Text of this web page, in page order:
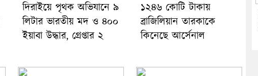
দিরাইয়ে পৃথক অভিযানে ৯
লিটার ভারতীয় মদ ও ৪০০
ইয়াবা উদ্ধার, গ্রেপ্তার ২
১২৪৬ কোটি টাকায়
ব্রাজিলিয়ান তারকাকে
কিনেছে আর্সেনাল